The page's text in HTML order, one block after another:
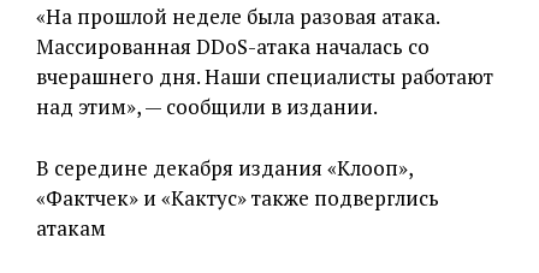
«На прошлой неделе была разовая атака.
Массированная DDoS-атака началась со
вчерашнего дня. Наши специалисты работают
над этим», — сообщили в издании.
В середине декабря издания «Клооп»,
«Фактчек» и «Кактус» также подверглись
атакам